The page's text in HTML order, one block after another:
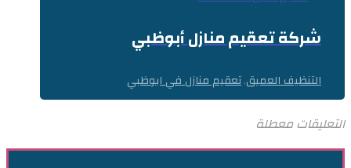
شركة تعقيم منازل أبوظبي
التنظيف العميق,تعقيم منازل في ابوظبي
التعليقات معطلة